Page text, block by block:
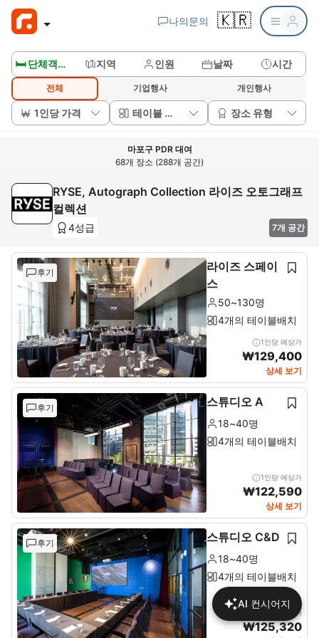
나의문의 🇰🇷
🛏️ 단체객실보기 지역 인원 날짜 시간
전체 기업행사 개인행사
1인당 가격 테이블 배치 장소 유형
마포구 PDR 대여
68개 장소 (288개 공간)
RYSE, Autograph Collection 라이즈 오토그래프
컬렉션
4성급 7개 공간
후기
라이즈 스페이
스
50~130명
4개의 테이블배치
1인당 예상가
₩129,400
상세 보기
후기 스튜디오 A
18~40명
4개의 테이블배치
1인당 예상가
₩122,590
상세 보기
후기 스튜디오 C&D
18~40명
4개의 테이블배치
1인당 예상가
₩125,320
AI 컨시어지